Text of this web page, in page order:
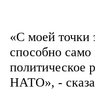
«С моей точки
способно
политическое
НАТО», -